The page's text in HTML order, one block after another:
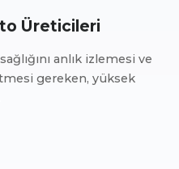
Üreticileri
anlık izlemesi ve
gereken, yüksek